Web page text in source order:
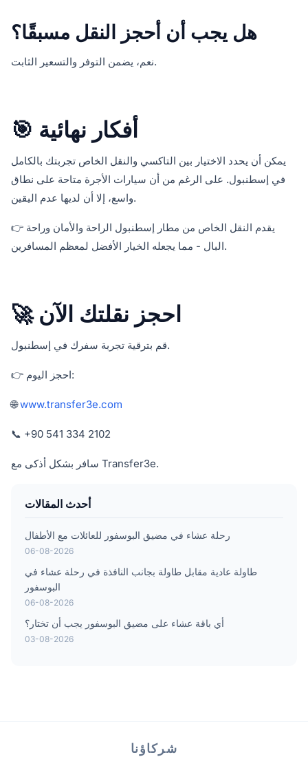
هل يجب أن أحجز النقل مسبقًا؟
نعم، يضمن التوفر والتسعير الثابت.
🎯 أفكار نهائية
يمكن أن يحدد الاختيار بين التاكسي والنقل الخاص تجربتك بالكامل
في إسطنبول. على الرغم من أن سيارات الأجرة متاحة على نطاق
واسع، إلا أن لديها عدم اليقين.
👉 يقدم النقل الخاص من مطار إسطنبول الراحة والأمان وراحة
البال - مما يجعله الخيار الأفضل لمعظم المسافرين.
🚀 احجز نقلتك الآن
قم بترقية تجربة سفرك في إسطنبول.
👉 احجز اليوم:
🌐www.transfer3e.com
📞 +90 541 334 2102
سافر بشكل أذكى مع Transfer3e.
أحدث المقالات
رحلة عشاء في مضيق البوسفور للعائلات مع الأطفال
06-08-2026
طاولة عادية مقابل طاولة بجانب النافذة في رحلة عشاء في
البوسفور
06-08-2026
أي باقة عشاء على مضيق البوسفور يجب أن تختار؟
03-08-2026
شركاؤنا